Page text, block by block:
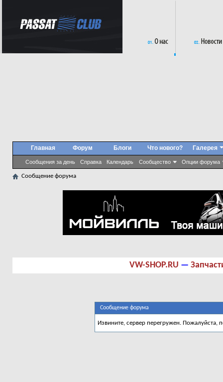
Главная Форум
Сообщения за день Справка Календарь Сообщество Опции форума
Блоги Что нового? Галерея
Сообщение форума
VW-SHOP.RU —
Сообщение форума
Извините, сервер перегружен. Пожалуйста,